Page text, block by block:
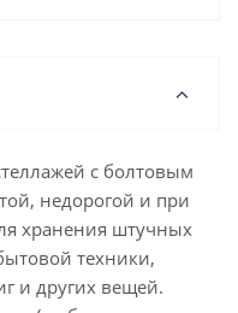
с болтовым
недорогой и при
хранения штучных
техники,
и других вещей.